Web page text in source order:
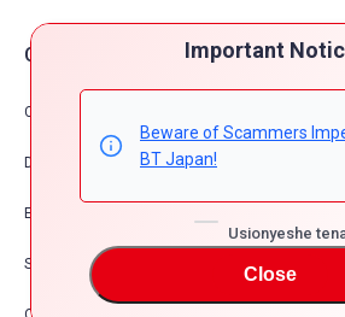
Important
Beware of Scammers
BT Japan!
Usionyeshe
Close
Chaguzi za Gari
Comfort & Convenience
Dress Up
Exterior
Safety